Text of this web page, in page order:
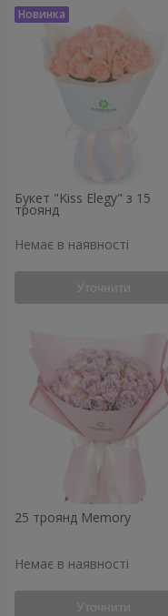
Букет "Kiss Elegy" з 15
троянд
Немає в наявності
Уточнити
25 троянд Memory
Немає в наявності
Уточнити